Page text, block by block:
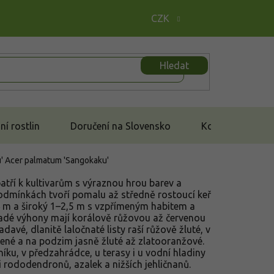
CZK
Hledat
rostlin Doručení na Slovensko Kontakt
Acer palmatum 'Sangokaku'
k kultivarům s výraznou hrou barev a
tvoří pomalu až středně rostoucí keř
a široký 1–2,5 m s vzpřímeným habitem a
výhony mají korálově růžovou až červenou
dlanitě laločnaté listy raší růžově žluté, v
a na podzim jasně žluté až zlatooranžové.
v předzahrádce, u terasy i u vodní hladiny
azalek a nižších jehličnanů.